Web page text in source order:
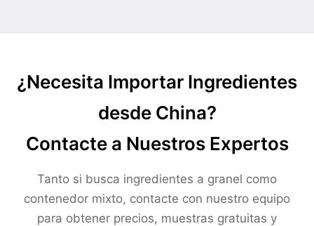
¿Necesita Importar Ingredientes
desde China?
Contacte a Nuestros Expertos
Tanto si busca ingredientes a granel como
contenedor mixto, contacte con nuestro equipo
para obtener precios, muestras gratuitas y